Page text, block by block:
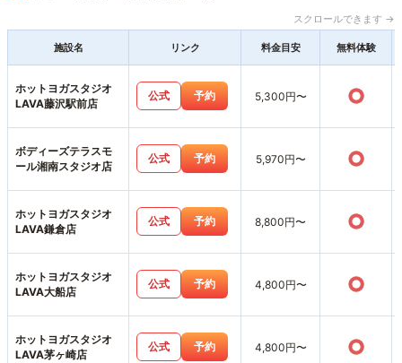
スクロールできます →
施設名 リンク 料金目安 無料体験
ホットヨガスタジオ
LAVA藤沢駅前店
公式 予約 5,300円〜 ○
ボディーズテラスモ
ール湘南スタジオ店
公式 予約 5,970円〜 ○
ホットヨガスタジオ
LAVA鎌倉店
公式 予約 8,800円〜 ○
ホットヨガスタジオ
LAVA大船店
公式 予約 4,800円〜 ○
ホットヨガスタジオ
LAVA茅ヶ崎店
公式 予約 4,800円〜 ○